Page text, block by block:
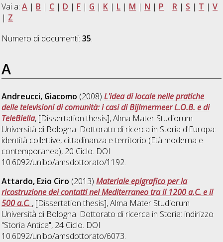
Vai a:A | B | C | D | F | G | K | L | M | N | P | R | S | T |V
| Z
Numero di documenti:35.
A
Andreucci, Giacomo (2008)L'idea di locale nelle pratiche
delle televisioni di comunità: i casi di Bijlmermeer L.O.B. e di
TeleBiella, [Dissertation thesis], Alma Mater Studiorum
Università di Bologna. Dottorato di ricerca in Storia d'Europa:
identità collettive, cittadinanza e territorio (Età moderna e
contemporanea), 20 Ciclo. DOI
10.6092/unibo/amsdottorato/1192.
Attardo, Ezio Ciro (2013)Materiale epigrafico per la
ricostruzione dei contatti nel Mediterraneo tra il 1200 a.C. e il
500 a.C. , [Dissertation thesis], Alma Mater Studiorum
Università di Bologna. Dottorato di ricerca in Storia: indirizzo
"Storia Antica", 24 Ciclo. DOI
10.6092/unibo/amsdottorato/6073.